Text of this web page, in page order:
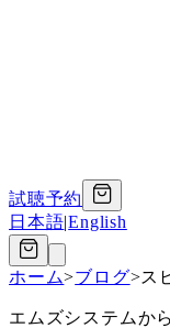
試聴予約
日本語|English
ホーム>ブログ>ス
エムズシステムか